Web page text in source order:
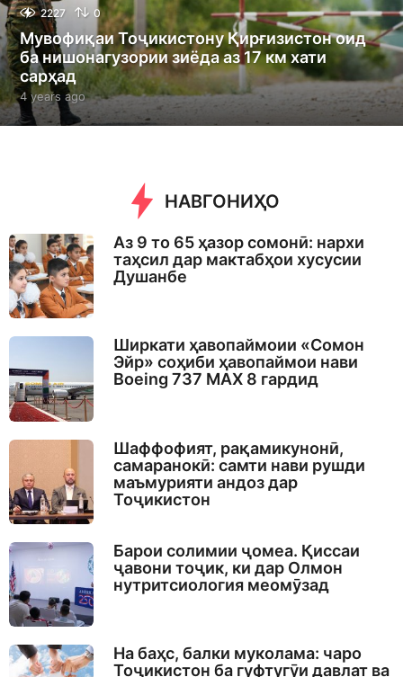
o
2227 0
Мувофиқаи Тоҷикистону Қирғизистон оид
ба нишонагузории зиёда аз 17 км хати
сарҳад
4 years ago4
y
e
o
НАВГОНИҲО
Аз 9 то 65 ҳазор сомонӣ: нархи
таҳсил дар мактабҳои хусусии
Душанбе
Ширкати ҳавопаймоии «Сомон
Эйр» соҳиби ҳавопаймои нави
Boeing 737 MAX 8 гардид
Шаффофият, рақамикунонӣ,
самаранокӣ: самти нави рушди
маъмурияти андоз дар
Тоҷикистон
Барои солимии ҷомеа. Қиссаи
ҷавони тоҷик, ки дар Олмон
нутритсиология меомӯзад
На баҳс, балки муколама: чаро
Тоҷикистон ба гуфтугӯи давлат ва